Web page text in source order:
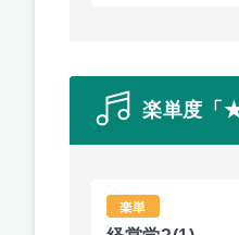
楽単度「
楽単